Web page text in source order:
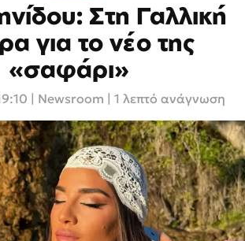
Στη Γαλλική
για το νέο της
«σαφάρι»
Newsroom | 1 λεπτό ανάγνωση